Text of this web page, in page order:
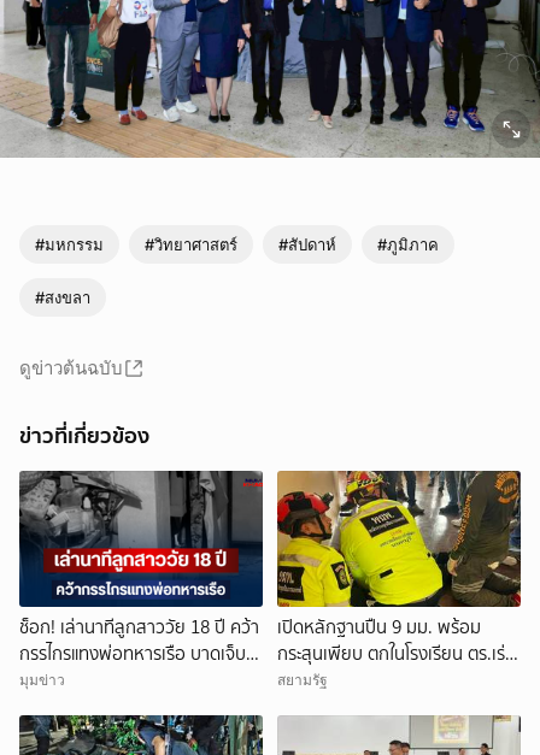
#มหกรรม #วิทยาศาสตร์ #สัปดาห์ #ภูมิภาค
#สงขลา
ดูข่าวต้นฉบับ
ข่าวที่เกี่ยวข้อง
ช็อก! เล่านาทีลูกสาววัย 18 ปี คว้า
กรรไกรแทงพ่อทหารเรือ บาดเจ็บ
สาหัส
มุมข่าว
เปิดหลักฐานปืน 9 มม. พร้อม
กระสุนเพียบ ตกในโรงเรียน ตร.เร่ง
คลี่ปมเหตุกราดยิง
สยามรัฐ